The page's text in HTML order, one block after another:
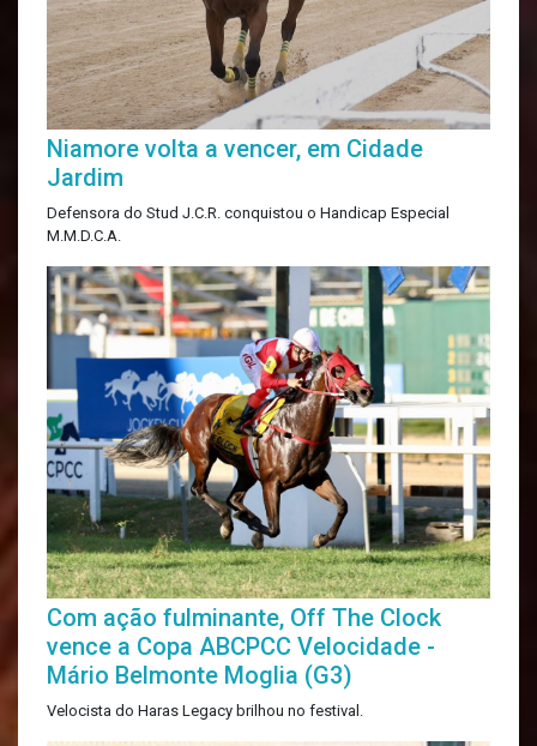
Niamore volta a vencer, em Cidade
Jardim
Defensora do Stud J.C.R. conquistou o Handicap Especial
M.M.D.C.A.
Com ação fulminante, Off The Clock
vence a Copa ABCPCC Velocidade -
Mário Belmonte Moglia (G3)
Velocista do Haras Legacy brilhou no festival.